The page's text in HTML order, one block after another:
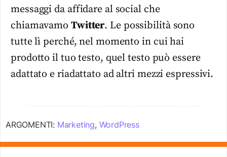
messaggi da affidare al social che
chiamavamo Twitter. Le possibilità sono
tutte lì perché, nel momento in cui hai
prodotto il tuo testo, quel testo può essere
adattato e riadattato ad altri mezzi espressivi.
ARGOMENTI: Marketing, WordPress